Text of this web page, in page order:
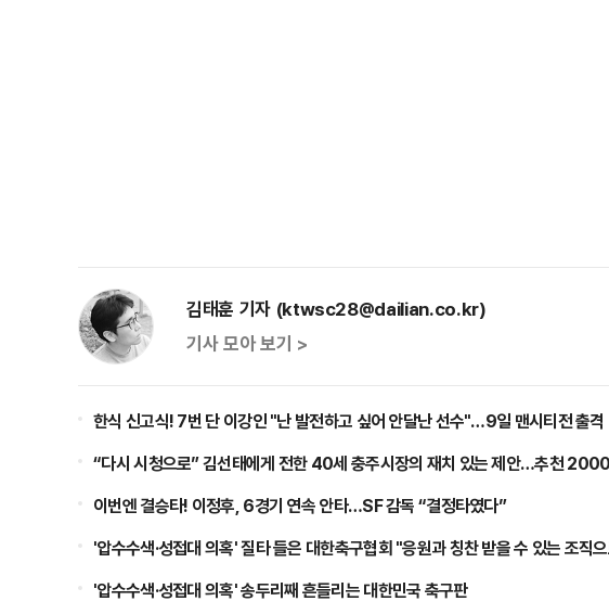
김태훈 기자 (ktwsc28@dailian.co.kr)
기사 모아 보기 >
한식 신고식! 7번 단 이강인 "난 발전하고 싶어 안달난 선수"…9일 맨시티전 출격
“다시 시청으로” 김선태에게 전한 40세 충주시장의 재치 있는 제안…추천
이번엔 결승타! 이정후, 6경기 연속 안타…SF 감독 “결정타였다”
'압수수색·성접대 의혹' 질타 들은 대한축구협회 "응원과 칭찬 받을 수 있는 조직
'압수수색·성접대 의혹' 송두리째 흔들리는 대한민국 축구판